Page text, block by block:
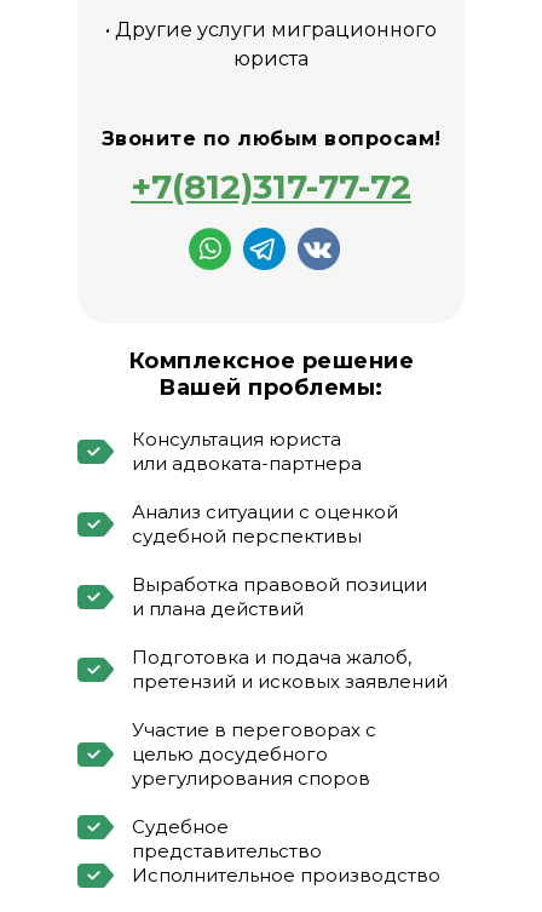
Консультация юриста
или адвоката-партнера
Анализ ситуации с оценкой
судебной перспективы
Выработка правовой позиции
и плана действий
Подготовка и подача жалоб,
претензий и исковых заявлений
Участие в переговорах с
целью досудебного
урегулирования споров
Судебное
представительство
Исполнительное производство
• Другие услуги миграционного
юриста
Комплексное решение
Вашей проблемы:
Звоните по любым вопросам!
+7(812)317-77-72